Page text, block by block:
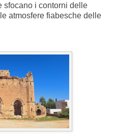
sfocano i contorni delle
atmosfere fiabesche delle